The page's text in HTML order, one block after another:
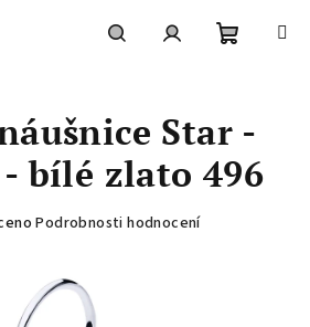
košík
Star -
bílé zlato 496
Podrobnosti hodnocení